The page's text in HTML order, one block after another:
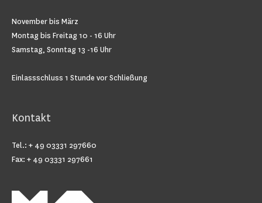
November bis März
Montag bis Freitag 10 - 16 Uhr
Samstag, Sonntag 13 -16 Uhr
Einlassschluss 1 Stunde vor Schließung
Kontakt
Tel.: + 49 03331 297660
Fax: + 49 03331 297661